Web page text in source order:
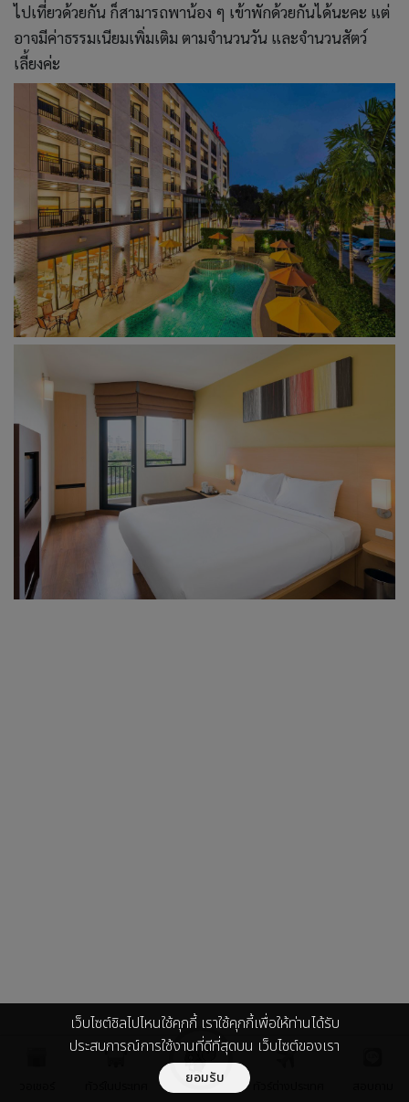
ไปเที่ยวด้วยกัน ก็สามารถพาน้อง ๆ เข้าพักด้วยกันได้นะคะ แต่
อาจมีค่าธรรมเนียมเพิ่มเติม ตามจำนวนวัน และจำนวนสัตว์
เลี้ยงค่ะ
เว็บไซต์ชิลไปไหนใช้คุกกี้ เราใช้คุกกี้เพื่อให้ท่านได้รับ
ประสบการณ์การใช้งานที่ดีที่สุดบน เว็บไซต์ของเรา
ยอมรับ